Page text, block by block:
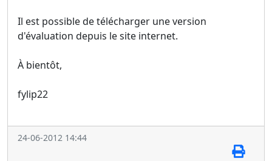
Il est possible de télécharger une version
d'évaluation depuis le site internet.
À bientôt,
fylip22
24-06-2012 14:44